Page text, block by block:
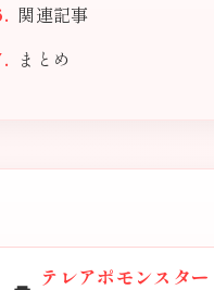
関連記事
まとめ
テレアポモンスター